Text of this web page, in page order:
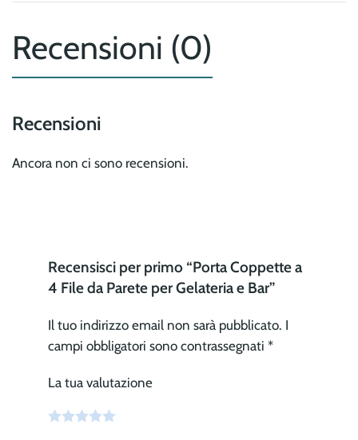
Recensioni (0)
Recensioni
Ancora non ci sono recensioni.
Recensisci per primo “Porta Coppette a
4 File da Parete per Gelateria e Bar”
Il tuo indirizzo email non sarà pubblicato. I
campi obbligatori sono contrassegnati *
La tua valutazione